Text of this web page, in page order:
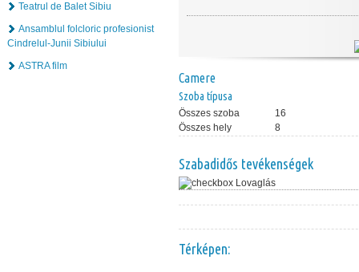
Teatrul de Balet Sibiu
Ansamblul folcloric profesionist
Cindrelul-Junii Sibiului
ASTRA film
Camere
Szoba típusa
Összes szoba
16
Összes hely
8
Szabadidős tevékenségek
Lovaglás
Térképen: